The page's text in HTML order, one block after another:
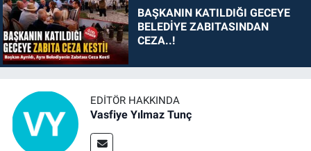
BAŞKANIN KATILDIĞI GECEYE
BELEDİYE ZABITASINDAN
CEZA..!
EDITÖR HAKKINDA
Vasfiye Yılmaz Tunç